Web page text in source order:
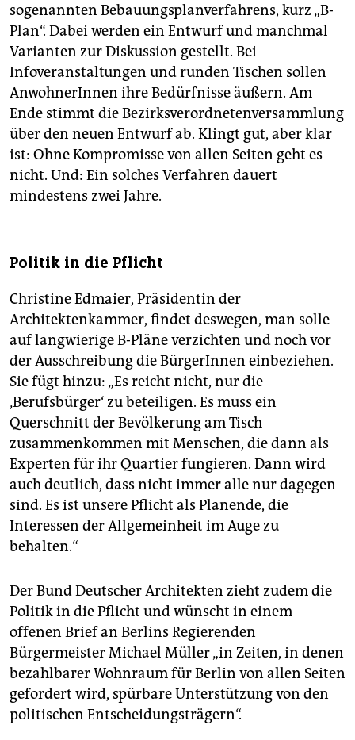
sogenannten Bebauungsplanverfahrens, kurz „B-
Plan“. Dabei werden ein Entwurf und manchmal
Varianten zur Diskussion gestellt. Bei
Infoveranstaltungen und runden Tischen sollen
AnwohnerInnen ihre Bedürfnisse äußern. Am
Ende stimmt die Bezirksverordnetenversammlung
über den neuen Entwurf ab. Klingt gut, aber klar
ist: Ohne Kompromisse von allen Seiten geht es
nicht. Und: Ein solches Verfahren dauert
mindestens zwei Jahre.
Politik in die Pflicht
Christine Edmaier, Präsidentin der
Architektenkammer, findet deswegen, man solle
auf langwierige B-Pläne verzichten und noch vor
der Ausschreibung die BürgerInnen einbeziehen.
Sie fügt hinzu: „Es reicht nicht, nur die
‚Berufsbürger‘ zu beteiligen. Es muss ein
Querschnitt der Bevölkerung am Tisch
zusammenkommen mit Menschen, die dann als
Experten für ihr Quartier fungieren. Dann wird
auch deutlich, dass nicht immer alle nur dagegen
sind. Es ist unsere Pflicht als Planende, die
Interessen der Allgemeinheit im Auge zu
behalten.“
Der Bund Deutscher Architekten zieht zudem die
Politik in die Pflicht und wünscht in einem
offenen Brief an Berlins Regierenden
Bürgermeister Michael Müller „in Zeiten, in denen
bezahlbarer Wohnraum für Berlin von allen Seiten
gefordert wird, spürbare Unterstützung von den
politischen Entscheidungsträgern“.